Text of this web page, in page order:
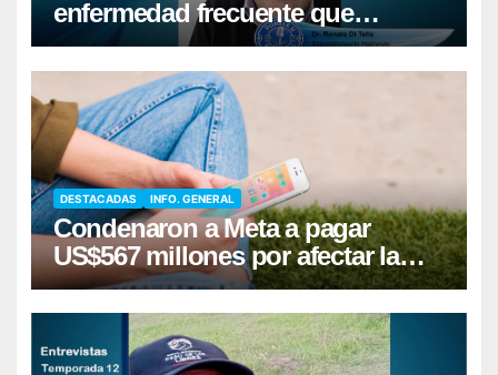
enfermedad frecuente que
requiere cuidados diarios de la
piel
DESTACADAS INFO. GENERAL
Condenaron a Meta a pagar
US$567 millones por afectar la
salud mental de niños